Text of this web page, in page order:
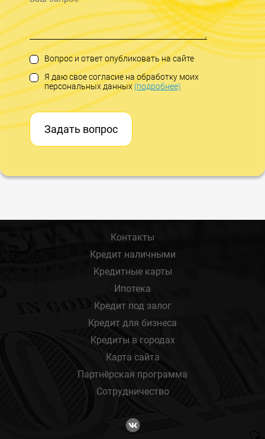
Вопрос и ответ опубликовать на сайте
Я даю свое согласие на обработку моих
персональных данных(подробнее)
Задать вопрос
Контакты
Кредит наличными
Кредитные карты
Ипотека
Кредит под залог
Кредит для бизнеса
Кредиты в городах
Карта сайта
Партнёрская программа
Сотрудничество